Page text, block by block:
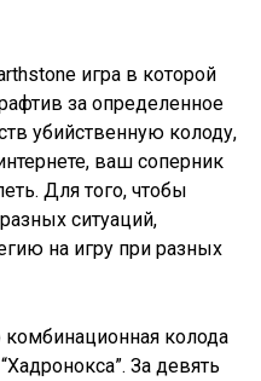
игра в которой
за определенное
убийственную колоду,
ваш соперник
Для того, чтобы
ситуаций,
на игру при разных
колода
За девять